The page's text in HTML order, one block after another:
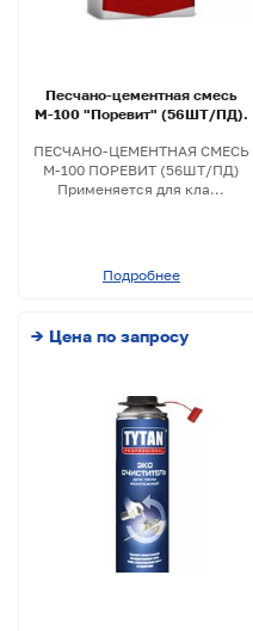
Песчано-цементная смесь
М-100 "Поревит" (56ШТ/ПД).
ПЕСЧАНО-ЦЕМЕНТНАЯ СМЕСЬ
М-100 ПОРЕВИТ (56ШТ/ПД)
Применяется для кла...
Подробнее
→ Цена по запросу